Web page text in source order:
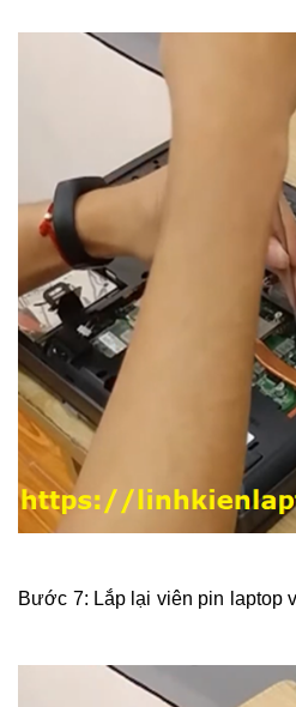
Bước 7: Lắp lại viên pin laptop